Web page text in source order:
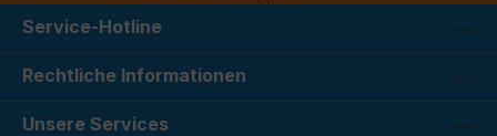
Service-Hotline
Rechtliche Informationen
Unsere Services